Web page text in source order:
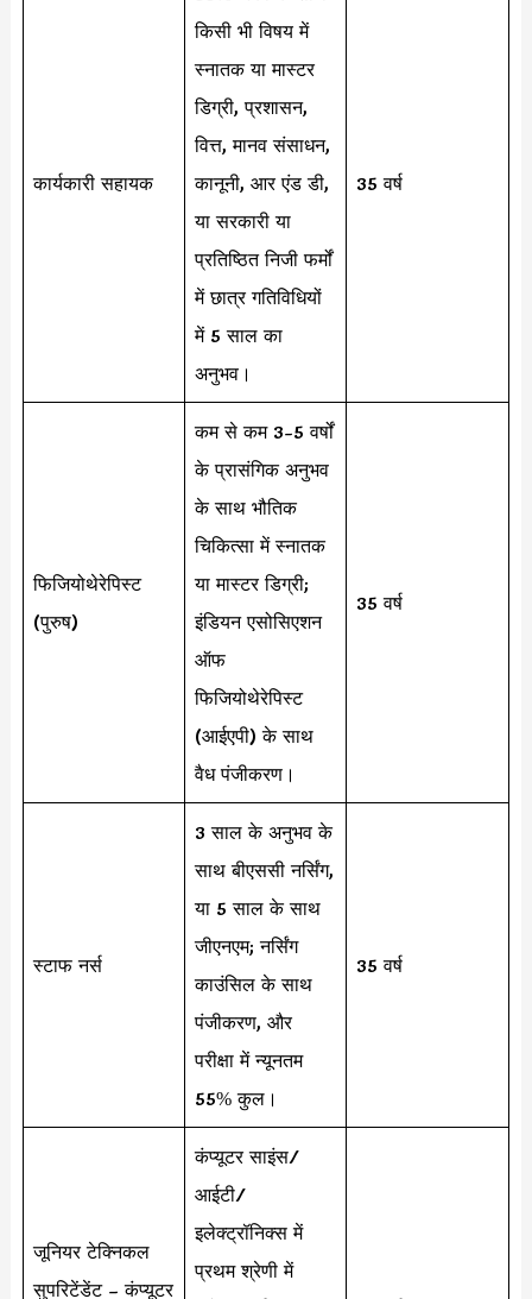
कार्यकारी सहायक
किसी भी विषय में
स्नातक या मास्टर
डिग्री, प्रशासन,
वित्त, मानव संसाधन,
कानूनी, आर एंड डी,
या सरकारी या
प्रतिष्ठित निजी फर्मों
में छात्र गतिविधियों
में 5 साल का
अनुभव।
35 वर्ष
फिजियोथेरेपिस्ट
(पुरुष)
कम से कम 3-5 वर्षों
के प्रासंगिक अनुभव
के साथ भौतिक
चिकित्सा में स्नातक
या मास्टर डिग्री;
इंडियन एसोसिएशन
ऑफ
फिजियोथेरेपिस्ट
(आईएपी) के साथ
वैध पंजीकरण।
35 वर्ष
स्टाफ नर्स
3 साल के अनुभव के
साथ बीएससी नर्सिंग,
या 5 साल के साथ
जीएनएम; नर्सिंग
काउंसिल के साथ
पंजीकरण, और
परीक्षा में न्यूनतम
55% कुल।
35 वर्ष
जूनियर टेक्निकल
सुपरिटेंडेंट – कंप्यूटर
कंप्यूटर साइंस/
आईटी/
इलेक्ट्रॉनिक्स में
प्रथम श्रेणी में